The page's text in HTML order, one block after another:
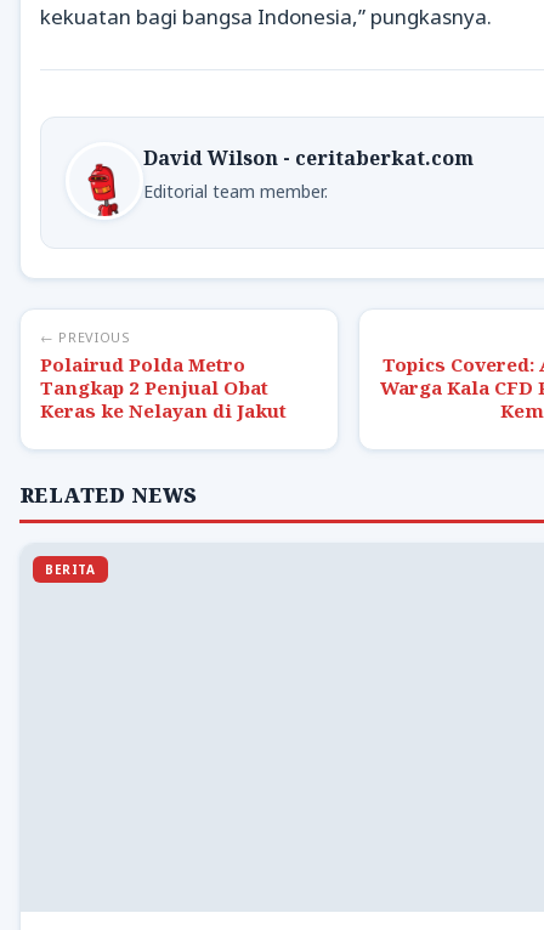
kekuatan bagi bangsa Indonesia,” pungkasnya.
David Wilson - ceritaberkat.com
Editorial team member.
← PREVIOUS
Polairud Polda Metro
Tangkap 2 Penjual Obat
Keras ke Nelayan di Jakut
Topics
Warga Kala CFD
RELATED NEWS
BERITA